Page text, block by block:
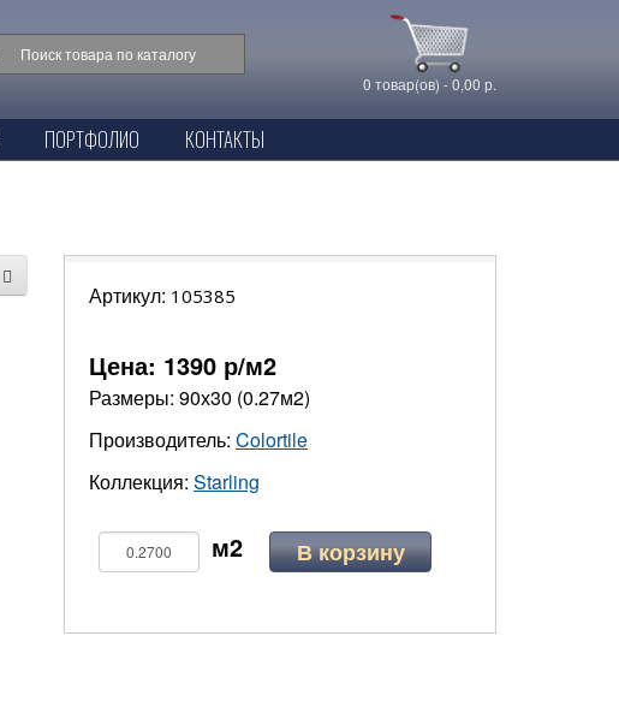
0 товар(ов) - 0,00 р.
ПОРТФОЛИО КОНТАКТЫ
Артикул: 105385
Цена: 1390 р/м2
Размеры: 90х30 (0.27м2)
Производитель: Colortile
Коллекция: Starling
В корзину